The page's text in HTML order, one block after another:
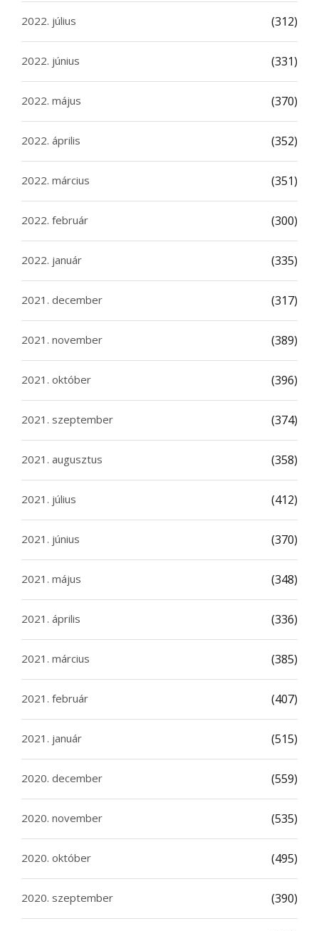
2022. július (312)
2022. június (331)
2022. május (370)
2022. április (352)
2022. március (351)
2022. február (300)
2022. január (335)
2021. december (317)
2021. november (389)
2021. október (396)
2021. szeptember (374)
2021. augusztus (358)
2021. július (412)
2021. június (370)
2021. május (348)
2021. április (336)
2021. március (385)
2021. február (407)
2021. január (515)
2020. december (559)
2020. november (535)
2020. október (495)
2020. szeptember (390)